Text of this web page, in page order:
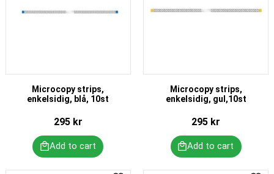
Microcopy strips,
enkelsidig, blå, 10st
295kr
Microcopy strips,
enkelsidig, gul,10st
295 kr